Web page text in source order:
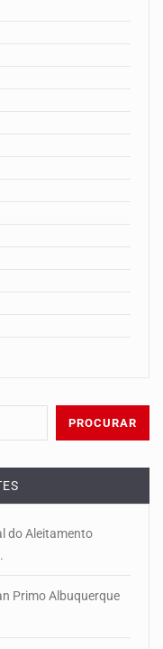
do Aleitamento
Primo Albuquerque